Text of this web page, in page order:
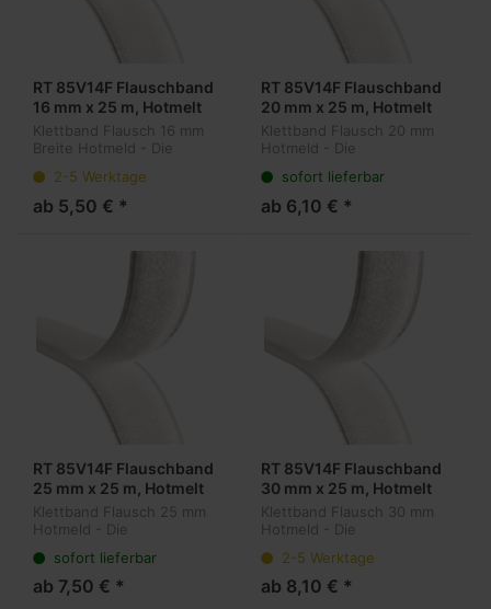
RT 85V14F Flauschband
16 mm x 25 m, Hotmelt
Klettband Flausch 16 mm
Breite Hotmeld - Die
zu permanenten
Befestigungsmethoden.
Winzige Haken auf der
2-5 Werktage
ab 5,50 € *
RT 85V14F Flauschband
20 mm x 25 m, Hotmelt
Klettband Flausch 20 mm
Hotmeld - Die
zu permanenten
Befestigungsmethoden.
Winzige Haken auf der
sofort lieferbar
ab 6,10 € *
RT 85V14F Flauschband
25 mm x 25 m, Hotmelt
Klettband Flausch 25 mm
Hotmeld - Die
zu permanenten
Befestigungsmethoden.
Winzige Haken auf der
sofort lieferbar
ab 7,50 € *
RT 85V14F Flauschband
30 mm x 25 m, Hotmelt
Klettband Flausch 30 mm
Hotmeld - Die
zu permanenten
Befestigungsmethoden.
Winzige Haken auf der
2-5 Werktage
ab 8,10 € *